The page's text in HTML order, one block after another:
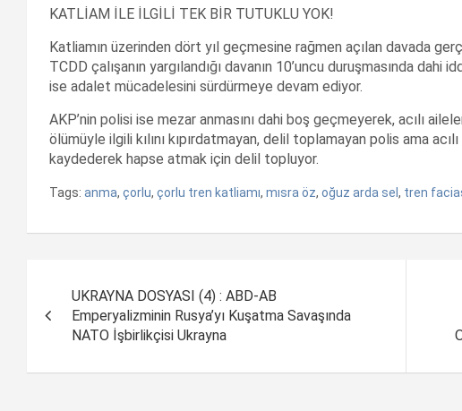
KATLİAM İLE İLGİLİ TEK BİR TUTUKLU YOK!
Katliamın üzerinden dört yıl geçmesine rağmen açılan davada
TCDD çalışanın yargılandığı davanın 10’uncu duruşmasında dahi
ise adalet mücadelesini sürdürmeye devam ediyor.
AKP’nin polisi ise mezar anmasını dahi boş geçmeyerek, acılı
ölümüyle ilgili kılını kıpırdatmayan, delil toplamayan polis ama
kaydederek hapse atmak için delil topluyor.
Tags: anma, çorlu, çorlu tren katliamı, mısra öz, oğuz arda sel , tren
dolaşımı
UKRAYNA DOSYASI (4) : ABD-AB
Emperyalizminin Rusya’yı Kuşatma Savaşında
NATO İşbirlikçisi Ukrayna